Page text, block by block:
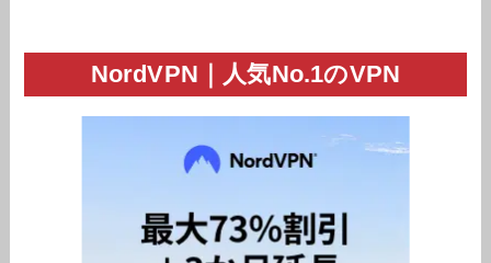
NordVPN｜人気No.1のVPN